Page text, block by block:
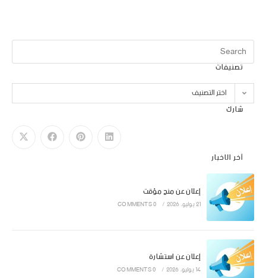
تصنيفات
اختر التصنيف
شارك
آخر الاخبار
إعلان عن منح مؤقت
21 يوليو، 2026 /
0 COMMENTS
إعلان عن استشارة
14 يوليو، 2026 /
0 COMMENTS